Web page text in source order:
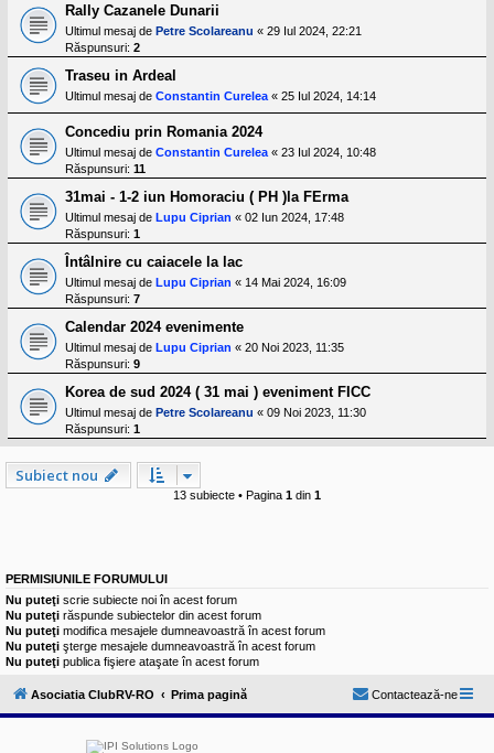
d
i
n
R
o
m
a
i
a
Rally Cazanele Dunarii
Ultimul mesaj de Petre Scolareanu « 29 Iul 2024, 22:21
Răspunsuri: 2
Traseu in Ardeal
Ultimul mesaj de Constantin Curelea « 25 Iul 2024, 14:14
Concediu prin Romania 2024
Ultimul mesaj de Constantin Curelea « 23 Iul 2024, 10:48
Răspunsuri: 11
31mai - 1-2 iun Homoraciu ( PH )la FErma
Ultimul mesaj de Lupu Ciprian « 02 Iun 2024, 17:48
Răspunsuri: 1
Întâlnire cu caiacele la lac
Ultimul mesaj de Lupu Ciprian « 14 Mai 2024, 16:09
Răspunsuri: 7
Calendar 2024 evenimente
Ultimul mesaj de Lupu Ciprian « 20 Noi 2023, 11:35
Răspunsuri: 9
Korea de sud 2024 ( 31 mai ) eveniment FICC
Ultimul mesaj de Petre Scolareanu « 09 Noi 2023, 11:30
Răspunsuri: 1
Subiect nou
13 subiecte • Pagina 1 din 1
PERMISIUNILE FORUMULUI
Nu puteţi scrie subiecte noi în acest forum
Nu puteţi răspunde subiectelor din acest forum
Nu puteţi modifica mesajele dumneavoastră în acest forum
Nu puteţi şterge mesajele dumneavoastră în acest forum
Nu puteţi publica fişiere ataşate în acest forum
Asociatia ClubRV-RO Prima pagină Contactează-ne